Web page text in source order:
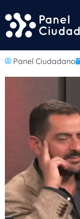
Panel Ciudadano